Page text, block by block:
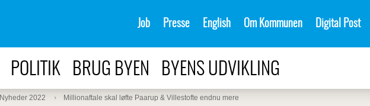
Job Presse English Om Kommunen Digital Post
POLITIK BRUG BYEN BYENS UDVIKLING
Nyheder 2022 Millionaftale skal løfte Paarup & Villestofte endnu mere